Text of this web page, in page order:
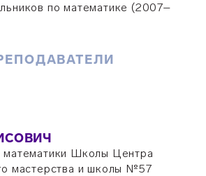
по математике (2007–
математики Школы Центра
мастерства и школы №57